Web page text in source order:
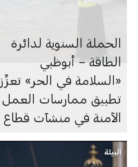
الحملة السنوية لدائرة
الطاقة – أبوظبي
«السلامة في الحر» تعزِّز
تطبيق ممارسات العمل
الآمنة في منشآت قطاع
البيئة